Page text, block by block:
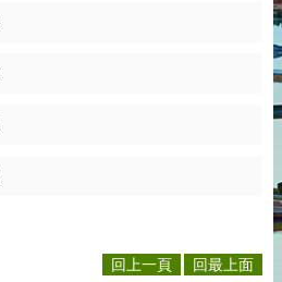
回上一頁 回最上面